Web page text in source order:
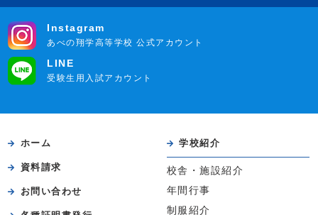
Instagram
あべの翔学高等学校 公式アカウント
LINE
受験生用入試アカウント
ホーム
資料請求
お問い合わせ
学校紹介
校舎・施設紹介
年間行事
制服紹介